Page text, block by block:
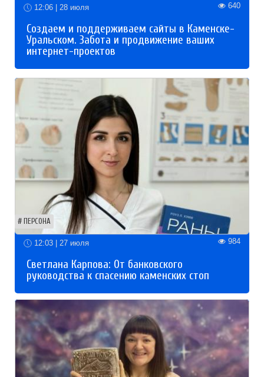
12:06 | 28 июля 640
Создаем и поддерживаем сайты в Каменске-
Уральском. Забота и продвижение ваших
интернет-проектов
ПЕРСОНА
12:03 | 27 июля 984
Светлана Карпова: От банковского
руководства к спасению каменских стоп